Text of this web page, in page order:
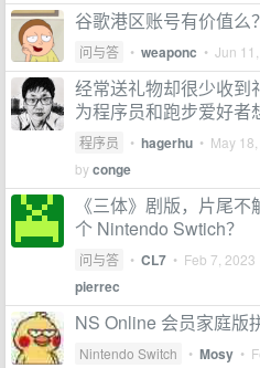
谷歌港区账号有价值么？
问与答 • weaponc • Jun
经常送礼物却很少收到
为程序员和跑步爱好者
程序员 • hagerhu • May
byconge
《三体》剧版，片尾
个 Nintendo Swtich？
问与答 • CL7 • Feb 7, 2023
pierrec
NS Online 会员家庭版
Nintendo Switch • Mosy •